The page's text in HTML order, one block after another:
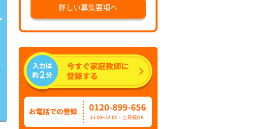
詳しい募集要項へ